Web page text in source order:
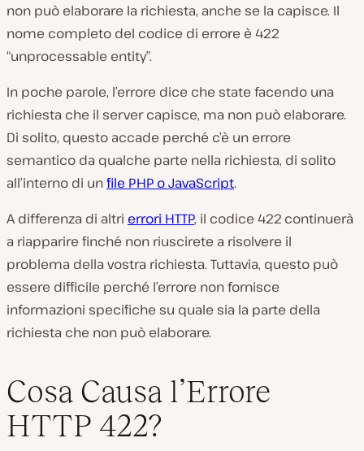
i
r
c
i
v
i
d
o
non può elaborare la richiesta, anche se la capisce. Il
nome completo del codice di errore è 422
“unprocessable entity”.
In poche parole, l’errore dice che state facendo una
richiesta che il server capisce, ma non può elaborare.
Di solito, questo accade perché c’è un errore
semantico da qualche parte nella richiesta, di solito
all’interno di unfile PHP o JavaScript.
A differenza di altri errori HTTP, il codice 422 continuerà
a riapparire finché non riuscirete a risolvere il
problema della vostra richiesta. Tuttavia, questo può
essere difficile perché l’errore non fornisce
informazioni specifiche su quale sia la parte della
richiesta che non può elaborare.
Cosa Causa l’Errore
HTTP 422?